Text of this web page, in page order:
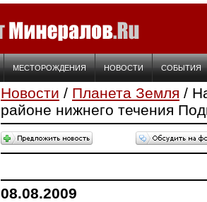
МЕСТОРОЖДЕНИЯ НОВОСТИ СОБЫТИЯ
Новости / Планета Земля /
районе нижнего течения
08.08.2009